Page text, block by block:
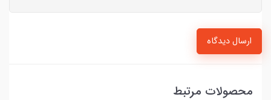
ارسال دیدگاه
محصولات مرتبط